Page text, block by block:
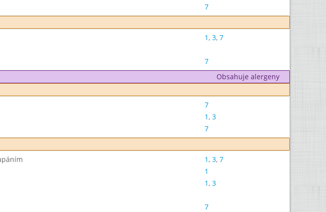
7
1, 3, 7
7
Obsahuje alergeny
7
1, 3
7
1, 3, 7
1
1, 3
7